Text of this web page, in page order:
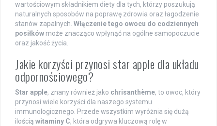
wartościowym składnikiem diety dla tych, którzy poszukują
naturalnych sposobów na poprawę zdrowia oraz łagodzenie
stanów zapalnych. Włączenie tego owocu do codziennych
posiłków może znacząco wpłynąć na ogólne samopoczucie
oraz jakość życia.
Jakie korzyści przynosi star apple dla układu
odpornościowego?
Star apple, znany również jako chrisanthème, to owoc, który
przynosi wiele korzyści dla naszego systemu
immunologicznego. Przede wszystkim wyróżnia się dużą
ilością witaminy C, która odgrywa kluczową rolę w